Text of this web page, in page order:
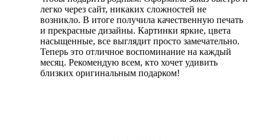
легко через сайт, никаких сложностей не
возникло. В итоге получила качественную печать
и прекрасные дизайны. Картинки яркие, цвета
насыщенные, все выглядит просто замечательно.
Теперь это отличное воспоминание на каждый
месяц. Рекомендую всем, кто хочет удивить
близких оригинальным подарком!